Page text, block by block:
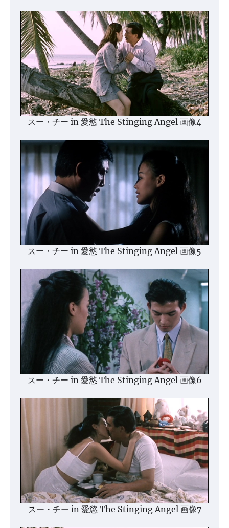
スー・チー in 愛慾 The Stinging Angel 画像4
スー・チー in 愛慾 The Stinging Angel 画像5
スー・チー in 愛慾 The Stinging Angel 画像6
スー・チー in 愛慾 The Stinging Angel 画像7